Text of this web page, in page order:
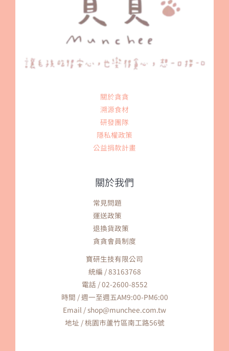
關於貪貪
溯源食材
研發團隊
隱私權政策
公益捐款計畫
關於我們
常見問題
運送政策
退換貨政策
貪貪會員制度
寶研生技有限公司
統編 / 83163768
電話 / 02-2600-8552
時間 / 週一至週五AM9:00-PM6:00
Email / shop@munchee.com.tw
地址 / 桃園市蘆竹區南工路56號